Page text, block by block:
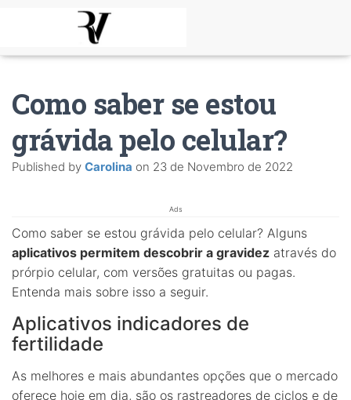
Como saber se estou
grávida pelo celular?
Published by Carolina on 23 de Novembro de 2022
Ads
Como saber se estou grávida pelo celular? Alguns
aplicativos permitem descobrir a gravidez através do
prórpio celular, com versões gratuitas ou pagas.
Entenda mais sobre isso a seguir.
Aplicativos indicadores de
fertilidade
As melhores e mais abundantes opções que o mercado
oferece hoje em dia, são os rastreadores de ciclos e de